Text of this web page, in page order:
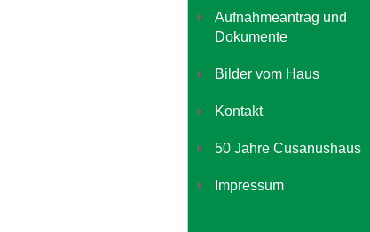
Aufnahmeantrag und
Dokumente
Bilder vom Haus
Kontakt
50 Jahre Cusanushaus
Impressum